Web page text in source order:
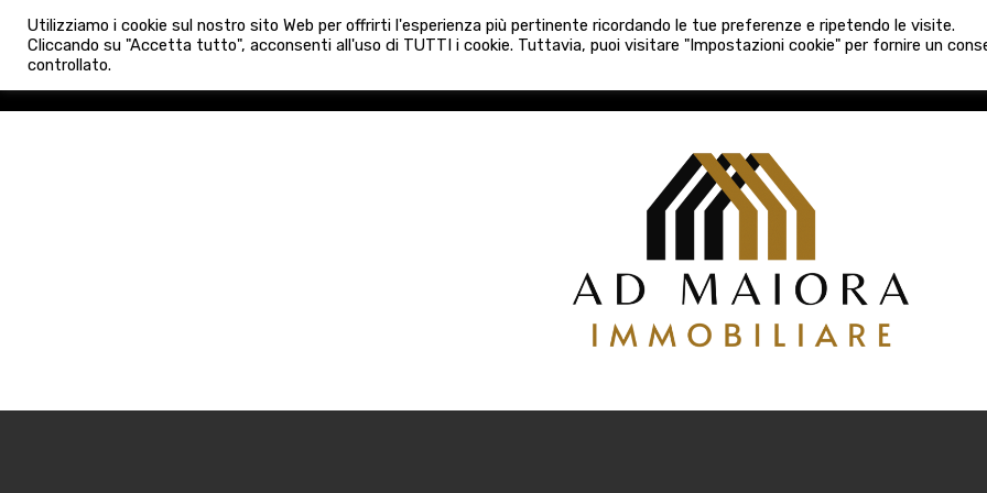
HOME AGENZIA NUOVE COSTRUZIONI VENDITA LOCAZIONI ATTIVITÀ
info@admaioraimmobiliare.it 080 3759025
Utilizziamo i cookie sul nostro sito Web per offrirti l'esperienza più pertinente ricordando le tue preferenze e ripetendo le visite.
Cliccando su "Accetta tutto", acconsenti all'uso di TUTTI i cookie. Tuttavia, puoi visitare "Impostazioni cookie" per fornire un
controllato.